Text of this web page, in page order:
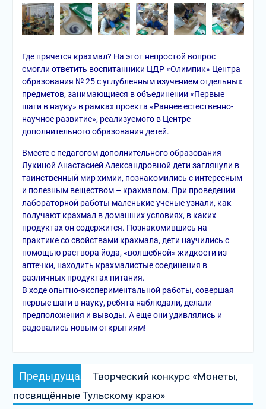
Где прячется крахмал? На этот непростой вопрос
смогли ответить воспитанники ЦДР «Олимпик» Центра
образования № 25 с углубленным изучением отдельных
предметов, занимающиеся в объединении «Первые
шаги в науку» в рамках проекта «Раннее естественно-
научное развитие», реализуемого в Центре
дополнительного образования детей.
Вместе с педагогом дополнительного образования
Лукиной Анастасией Александровной дети заглянули в
таинственный мир химии, познакомились с интересным
и полезным веществом – крахмалом. При проведении
лабораторной работы маленькие ученые узнали, как
получают крахмал в домашних условиях, в каких
продуктах он содержится. Познакомившись на
практике со свойствами крахмала, дети научились с
помощью раствора йода, «волшебной» жидкости из
аптечки, находить крахмалистые соединения в
различных продуктах питания.
В ходе опытно-экспериментальной работы, совершая
первые шаги в науку, ребята наблюдали, делали
предположения и выводы. А еще они удивлялись и
радовались новым открытиям!
Навигация
по
записям
Предыдущая
запись:
Творческий конкурс «Монеты,
посвящённые Тульскому краю»